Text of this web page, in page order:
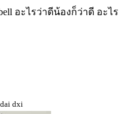
อะไรว่าดีน้องก็ว่าดี อะไร
dxi